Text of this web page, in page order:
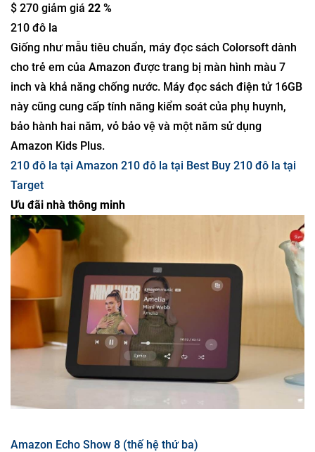
$ 270 giảm giá 22 %
210 đô la
Giống như mẫu tiêu chuẩn, máy đọc sách Colorsoft dành
cho trẻ em của Amazon được trang bị màn hình màu 7
inch và khả năng chống nước. Máy đọc sách điện tử 16GB
này cũng cung cấp tính năng kiểm soát của phụ huynh,
bảo hành hai năm, vỏ bảo vệ và một năm sử dụng
Amazon Kids Plus.
210 đô la tại Amazon 210 đô la tại Best Buy 210 đô la tại
Target
Ưu đãi nhà thông minh
Amazon Echo Show 8 (thế hệ thứ ba)